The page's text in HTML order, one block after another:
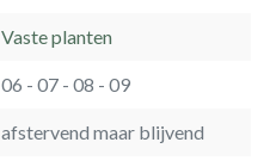
Vaste planten
06 07 08 09
afstervend maar blijvend